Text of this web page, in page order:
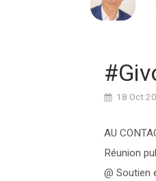
18 Oct
AU
Réunion
@ Soutien